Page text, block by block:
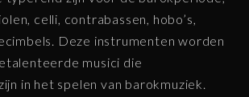
celli, contrabassen, hobo’s,
Deze instrumenten worden
musici die
in het spelen van barokmuziek.